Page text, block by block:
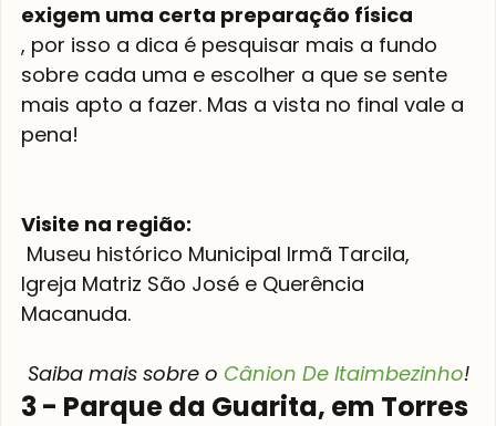
exigem uma certa preparação física
, por isso a dica é pesquisar mais a fundo
sobre cada uma e escolher a que se sente
mais apto a fazer. Mas a vista no final vale a
pena!
Visite na região:
Igreja Matriz São José e Querência
Saiba mais sobre o Cânion De Itaimbezinho!
3 - Parque da Guarita, em Torres